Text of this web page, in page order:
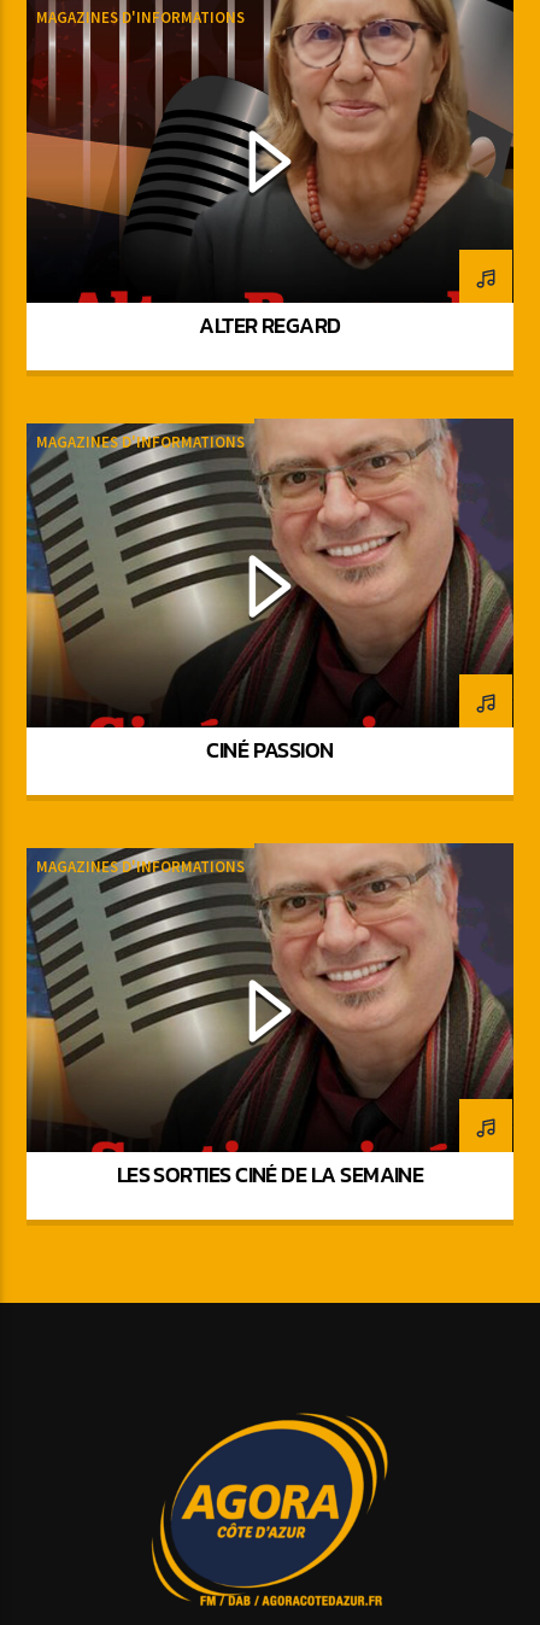
MAGAZINES D'INFORMATIONS
ALTER REGARD
MAGAZINES D'INFORMATIONS
CINÉ PASSION
MAGAZINES D'INFORMATIONS
LES SORTIES CINÉ DE LA SEMAINE